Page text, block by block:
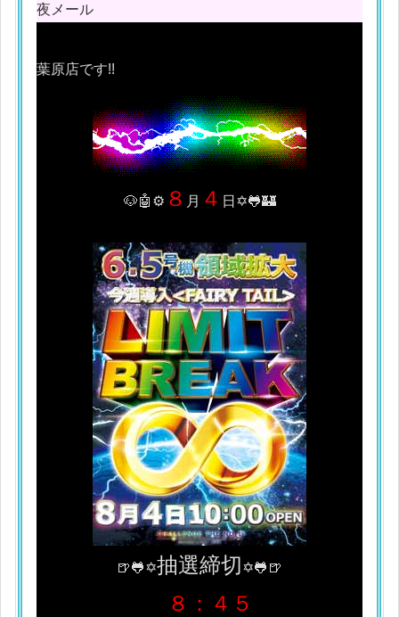
夜メール
です!!
🐶🤖⚙ ８ 月 ４ 日✡🐸🏰
🍺🐸✡抽選締切✡🐸🍺
８：４５